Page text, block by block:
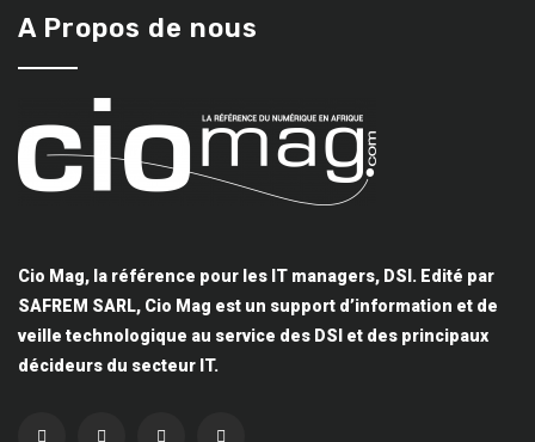
A Propos de nous
Cio Mag, la référence pour les IT managers, DSI. Edité par
SAFREM SARL, Cio Mag est un support d’information et de
veille technologique au service des DSI et des principaux
décideurs du secteur IT.